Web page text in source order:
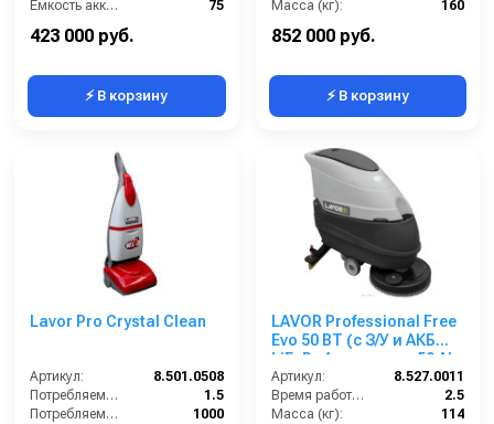
Ёмкость аккумуляторов (Ач):
75
423 000 руб.
⚡ В корзину
Масса (кг):
160
852 000 руб.
⚡ В корзину
Lavor Pro Crystal Clean
Артикул:
8.501.0508
Потребляемая мощность (кВт):
1.5
Потребляемая мощность (Вт):
1000
LAVOR Professional Free
Evo 50 BT (с З/У и АКБ
LiFePo4 емкостью 50 Ah
(50 Ah LiFePo4 = 85 Ah
GEL) + Bluetooth
Артикул:
8.527.0011
Время работы (ч):
2.5
Масса (кг):
114